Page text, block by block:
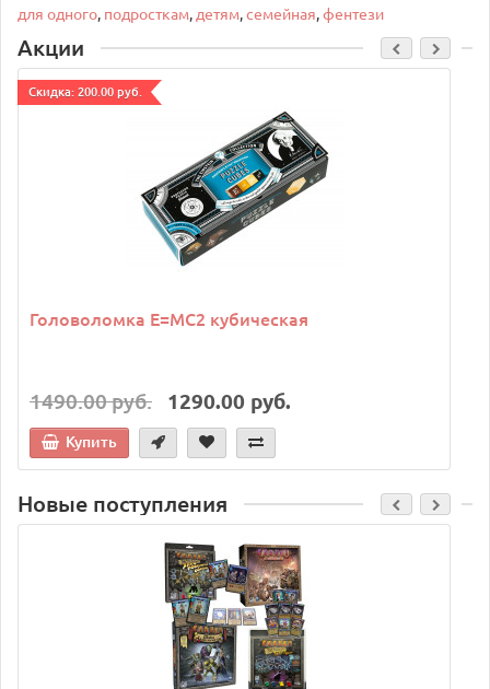
для одного, подросткам, детям,семейная,фентези
Акции
Cкидка: 200.00 руб.
Головоломка E=MC2 кубическая
1490.00 руб. 1290.00 руб.
Купить
Новые поступления